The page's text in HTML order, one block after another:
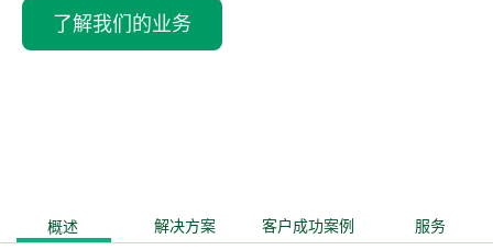
了解我们的业务
概述 解决方案 客户成功案例 服务